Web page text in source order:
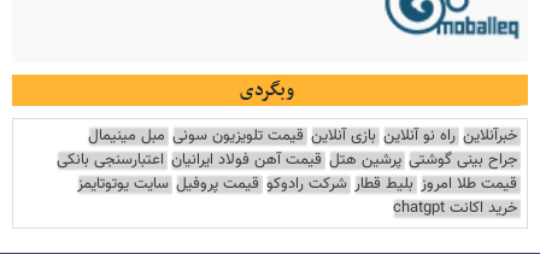
وبگردی
خبرآنلاین راه نو آنلاین بازی آنلاین قیمت تلویزیون سونی مبل مینیمال
جراح بینی گوشتی پرشین هتل قیمت آهن فولاد ایرانیان اعتبارسنجی بانکی
قیمت طلا امروز بلیط قطار شرکت رادوکو قیمت پروفیل سایت یوتوتایمز
خرید اکانت chatgpt